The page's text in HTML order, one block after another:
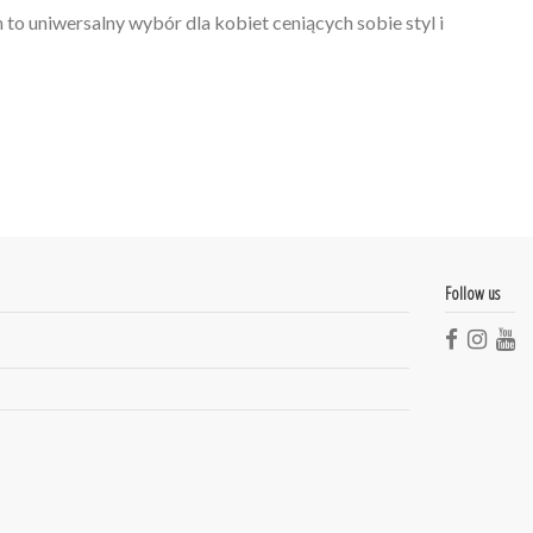
uniwersalny wybór dla kobiet ceniących sobie styl i
Follow us